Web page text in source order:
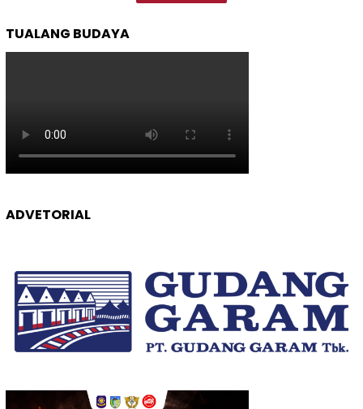
TUALANG BUDAYA
ADVETORIAL